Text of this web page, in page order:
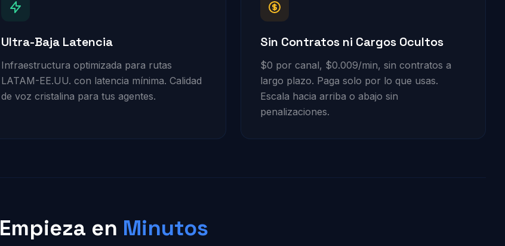
Ultra-Baja Latencia
Infraestructura optimizada para rutas
LATAM-EE.UU. con latencia mínima. Calidad
de voz cristalina para tus agentes.
Sin Contratos ni Cargos Ocultos
$0 por canal, $0.009/min, sin contratos a
largo plazo. Paga solo por lo que usas.
Escala hacia arriba o abajo sin
penalizaciones.
Empieza en Minutos